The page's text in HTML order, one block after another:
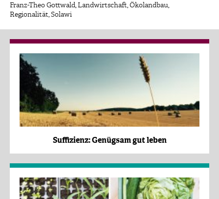
Franz-Theo Gottwald Landwirtschaft Ökolandbau
Regionalität Solawi
Suffizienz: Genügsam gut leben